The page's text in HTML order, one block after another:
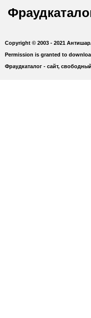
Copyright © 2003 - 2021
Permission is granted to
Фраудкаталог - сайт,